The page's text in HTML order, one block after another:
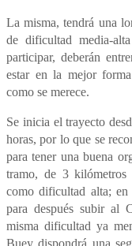
La misma, tendrá una
de dificultad media-
participar, deberán
estar en la mejor
como se merece.
Se inicia el trayecto
horas, por lo que se
para tener una buena
tramo, de 3 kilómetros
como dificultad alta; en
para después subir al
misma dificultad ya
Buey dispondrá una